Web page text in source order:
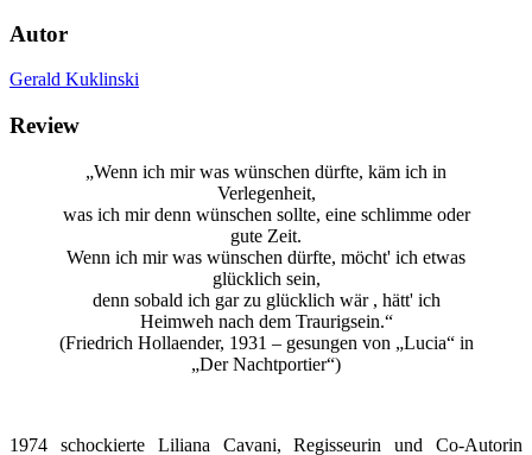
Autor
Gerald Kuklinski
Review
„Wenn ich mir was wünschen dürfte, käm ich in
Verlegenheit,
was ich mir denn wünschen sollte, eine schlimme oder
gute Zeit.
Wenn ich mir was wünschen dürfte, möcht' ich etwas
glücklich sein,
denn sobald ich gar zu glücklich wär , hätt' ich
Heimweh nach dem Traurigsein.“
(Friedrich Hollaender, 1931 – gesungen von „Lucia“ in
„Der Nachtportier“)
1974 schockierte Liliana Cavani, Regisseurin und Co-Autorin